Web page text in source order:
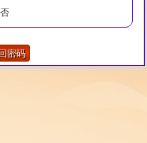
否